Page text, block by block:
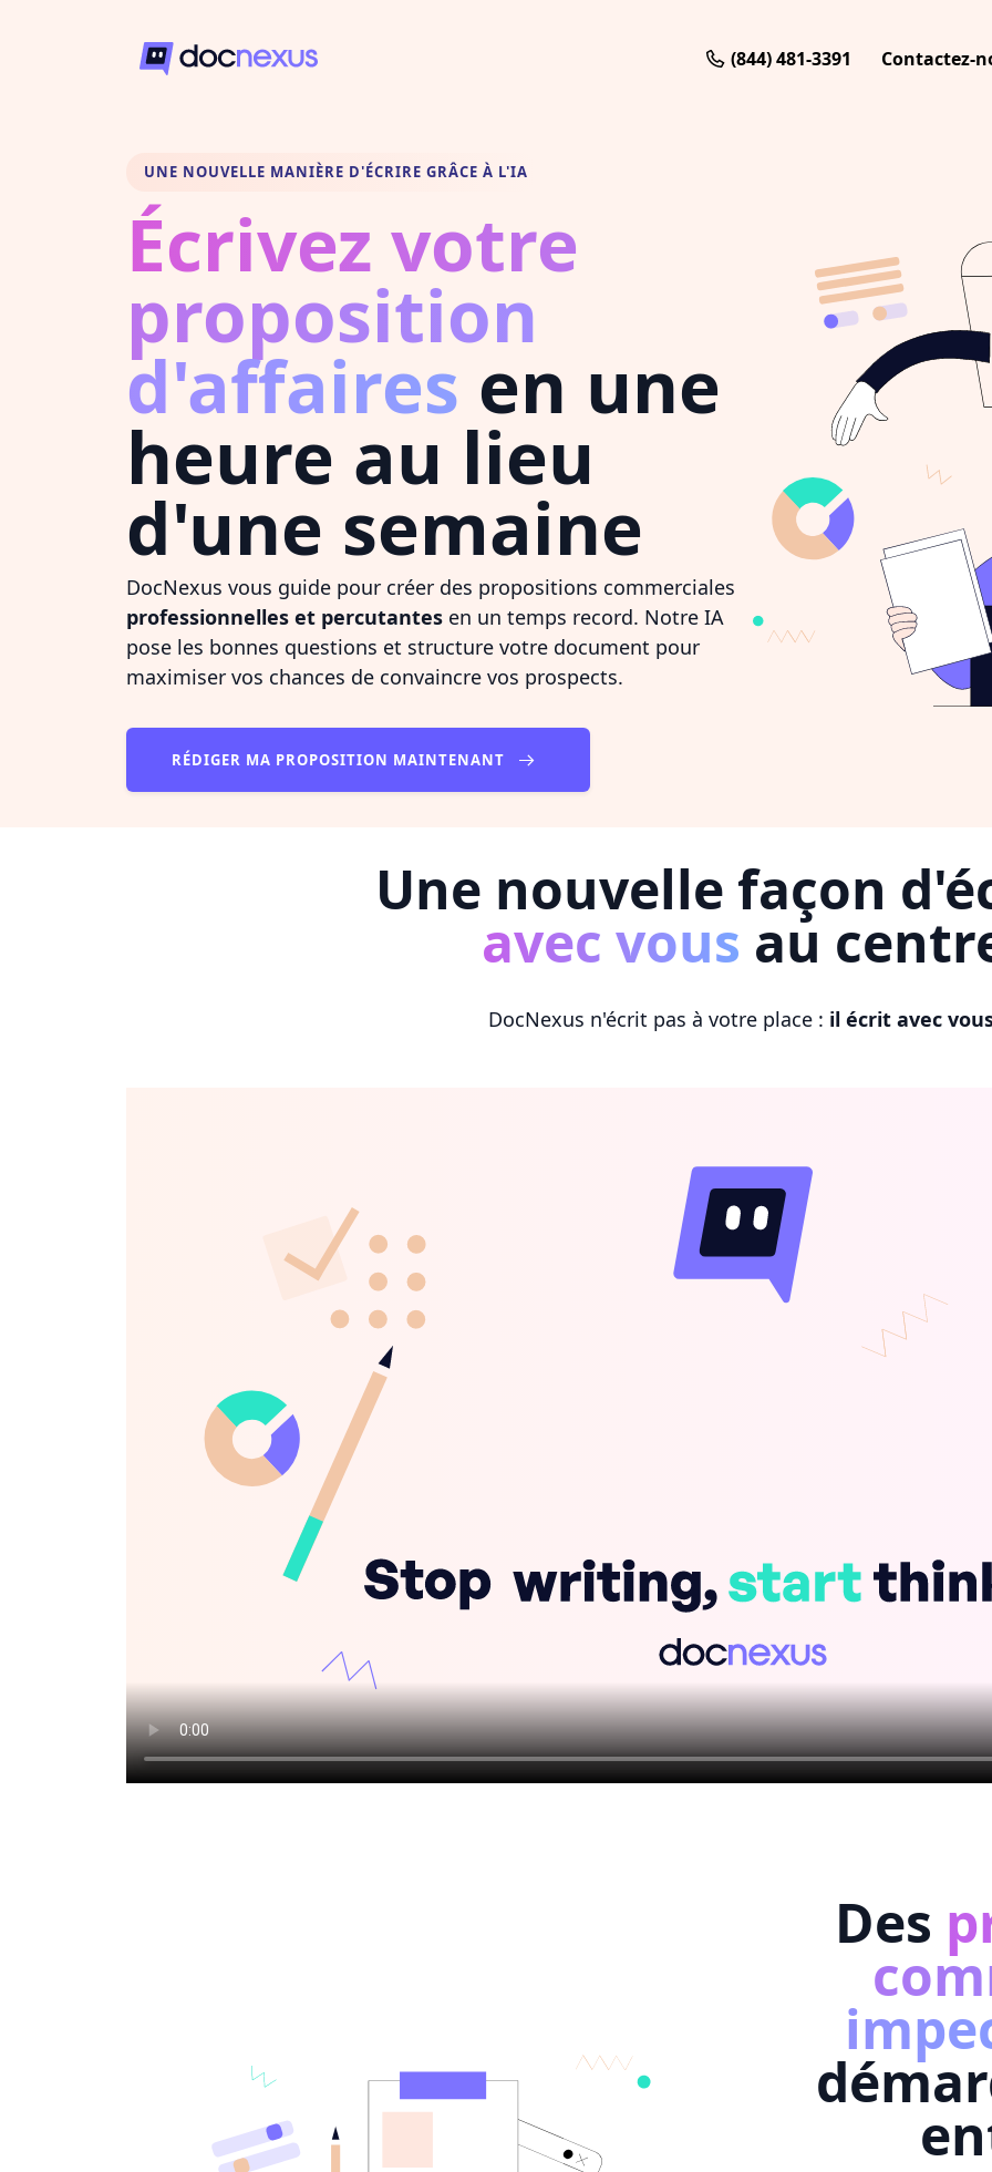
(844) 481-3391 Contactez-
UNE NOUVELLE MANIÈRE D'ÉCRIRE GRÂCE À L'IA
Écrivez votre
proposition
d'affaires en une
heure au lieu
d'une semaine
DocNexus vous guide pour créer des propositions commerciales
professionnelles et percutantes en un temps record. Notre IA
pose les bonnes questions et structure votre document pour
maximiser vos chances de convaincre vos prospects.
RÉDIGER MA PROPOSITION MAINTENANT
Une nouvelle façon
avec vous au
DocNexus n'écrit pas à votre place : il écrit avec
Des